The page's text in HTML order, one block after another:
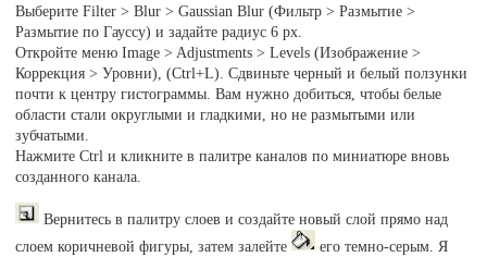
Выберите Filter > Blur > Gaussian Blur (Фильтр > Размытие >
Размытие по Гауссу) и задайте радиус 6 рх.
Откройте меню Image > Adjustments > Levels (Изображение >
Коррекция > Уровни), (Ctrl+L). Сдвиньте черный и белый ползунки
почти к центру гистограммы. Вам нужно добиться, чтобы белые
области стали округлыми и гладкими, но не размытыми или
зубчатыми.
Нажмите Ctrl и кликните в палитре каналов по миниатюре вновь
созданного канала.
Вернитесь в палитру слоев и создайте новый слой прямо над
слоем коричневой фигуры, затем залейте
его темно-серым. Я